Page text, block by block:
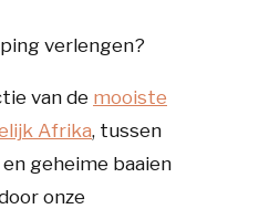
verlengen?
van de mooiste
Afrika, tussen
geheime baaien
onze